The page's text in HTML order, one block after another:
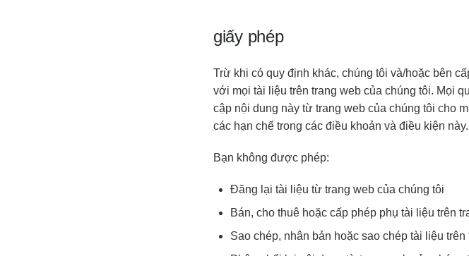
giấy phép
Trừ khi có quy định khác, chúng tôi và/hoặc bên
với mọi tài liệu trên trang web của chúng tôi. Mọi
cập nội dung này từ trang web của chúng tôi cho
các hạn chế trong các điều khoản và điều kiện này.
Bạn không được phép:
Đăng lại tài liệu từ trang web của chúng tôi
Bán, cho thuê hoặc cấp phép phụ tài liệu trên
Sao chép, nhân bản hoặc sao chép tài liệu